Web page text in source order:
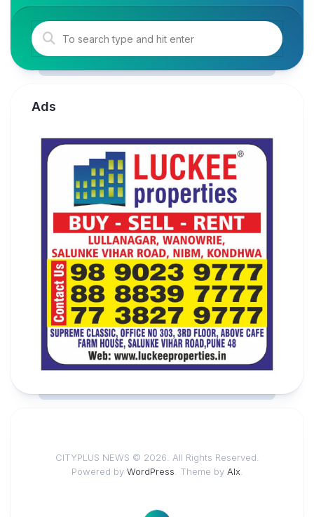
Ads
CITYPLUS NEWS © 2026. All Rights Reserved.
Powered by WordPress . Theme by Alx